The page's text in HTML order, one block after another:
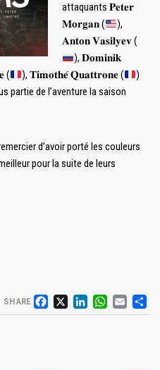
attaquants 𝐏𝐞𝐭𝐞𝐫
𝐌𝐨𝐫𝐠𝐚𝐧 (
),
𝐀𝐧𝐭𝐨𝐧 𝐕𝐚𝐬𝐢𝐥𝐲𝐞𝐯 (
), 𝐃𝐨𝐦𝐢𝐧𝐢𝐤
( ), 𝐓𝐢𝐦𝐨𝐭𝐡𝐞́ 𝐐𝐮𝐚𝐭𝐭𝐫𝐨𝐧𝐞 (
)
partie de l’aventure la saison
d’avoir porté les couleurs
pour la suite de leurs
SHARE FACEBOOK
X